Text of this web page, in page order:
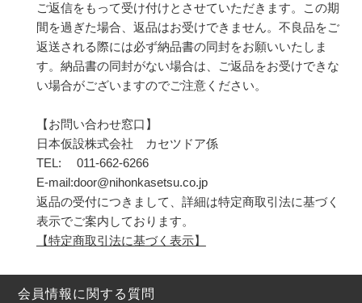
ご返信をもって受け付けとさせていただきます。この期
間を過ぎた場合、返品はお受けできません。不良品をご
返送される際には必ず納品書の同封をお願いいたしま
す。納品書の同封がない場合は、ご返品をお受けできな
い場合がございますのでご注意ください。
【お問い合わせ窓口】
日本仮設株式会社 カセツドア係
TEL: 011-662-6266
E-mail:door@nihonkasetsu.co.jp
返品の受付につきまして、詳細は特定商取引法に基づく
表示でご案内しております。
【特定商取引法に基づく表示】
会員情報に関する質問